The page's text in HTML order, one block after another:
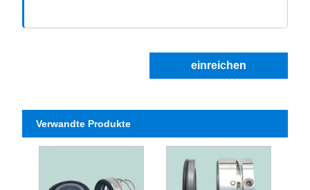
einreichen
Verwandte Produkte